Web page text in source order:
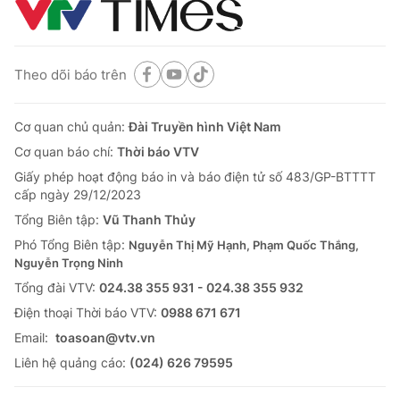
Theo dõi báo trên
Cơ quan chủ quản:Đài Truyền hình Việt Nam
Cơ quan báo chí: Thời báo VTV
Giấy phép hoạt động báo in và báo điện tử số 483/GP-BTTTT
cấp ngày 29/12/2023
Tổng Biên tập: Vũ Thanh Thủy
Phó Tổng Biên tập: Nguyễn Thị Mỹ Hạnh, Phạm Quốc Thắng,
Nguyễn Trọng Ninh
Tổng đài VTV: 024.38 355 931 - 024.38 355 932
Ðiện thoại Thời báo VTV: 0988 671 671
Email: toasoan@vtv.vn
Liên hệ quảng cáo: (024) 626 79595